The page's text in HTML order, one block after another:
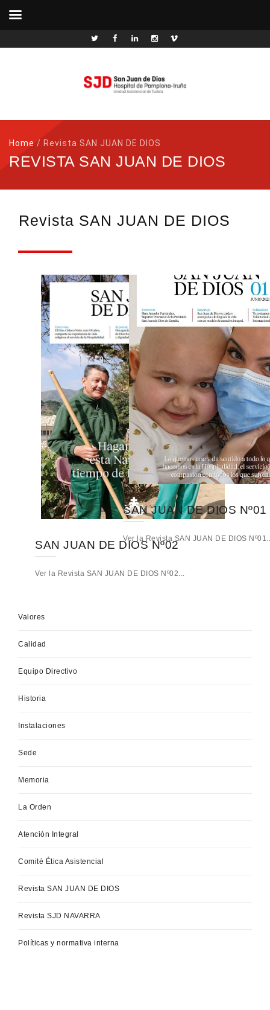
Home/ Revista SAN JUAN DE DIOS
REVISTA SAN JUAN DE DIOS
Revista SAN JUAN DE DIOS
SAN JUAN DE DIOS Nº02
Ver la Revista SAN JUAN DE DIOS Nº02...
SAN JUAN DE DIOS Nº01
Ver la Revista SAN JUAN DE DIOS
Valores
Calidad
Equipo Directivo
Historia
Instalaciones
Sede
Memoria
La Orden
Atención Integral
Comité Ética Asistencial
Revista SAN JUAN DE DIOS
Revista SJD NAVARRA
Políticas y normativa interna